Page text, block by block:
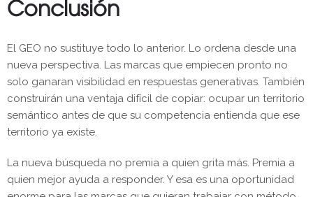
Conclusión
El GEO no sustituye todo lo anterior. Lo ordena desde una
nueva perspectiva. Las marcas que empiecen pronto no
solo ganaran visibilidad en respuestas generativas. También
construirán una ventaja difícil de copiar: ocupar un territorio
semántico antes de que su competencia entienda que ese
territorio ya existe.
La nueva búsqueda no premia a quien grita más. Premia a
quien mejor ayuda a responder. Y esa es una oportunidad